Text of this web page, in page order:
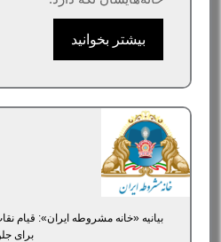
بیشتر بخوانید
بیانیه «خانه مشروطه ایران»‌: قیام
برای